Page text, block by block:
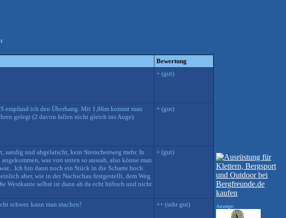
Bewertung
+ (gut)
empfand ich den Überhang. Mit 1,86m kommt man
gelegt (2 davon fallen nicht gleich ins Auge).
+ (gut)
sandig und abgelatscht, kein Sternchenweg mehr. In
was von unten so aussah, also könne man
Ich bin dann noch ein Stück in die Scharte hoch
aber, wie in der Nachschau festgestellt, dem Weg
Westkante selbst ist dann ab da echt hübsch und nicht
+ (gut)
schwer. kann man machen! ++ (sehr gut) Anzeige: